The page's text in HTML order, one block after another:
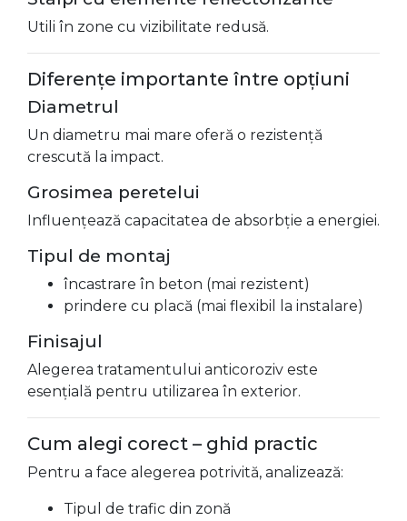
Utili în zone cu vizibilitate redusă.
Diferențe importante între opțiuni
Diametrul
Un diametru mai mare oferă o rezistență
crescută la impact.
Grosimea peretelui
Influențează capacitatea de absorbție a energiei.
Tipul de montaj
încastrare în beton (mai rezistent)
prindere cu placă (mai flexibil la instalare)
Finisajul
Alegerea tratamentului anticoroziv este
esențială pentru utilizarea în exterior.
Cum alegi corect – ghid practic
Pentru a face alegerea potrivită, analizează:
Tipul de trafic din zonă